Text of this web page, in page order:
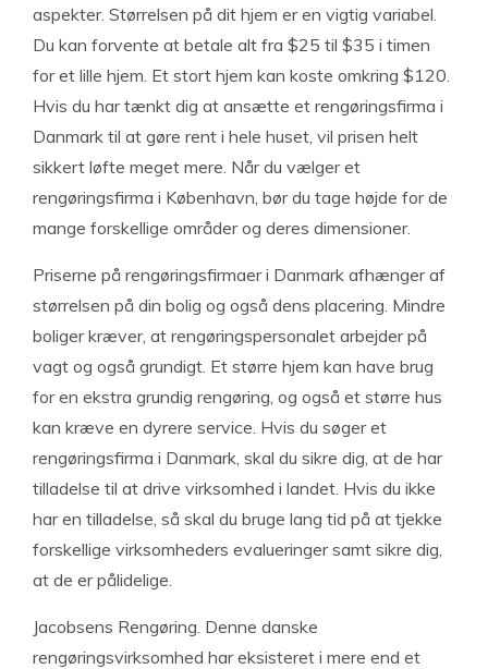
aspekter. Størrelsen på dit hjem er en vigtig variabel.
Du kan forvente at betale alt fra $25 til $35 i timen
for et lille hjem. Et stort hjem kan koste omkring $120.
Hvis du har tænkt dig at ansætte et rengøringsfirma i
Danmark til at gøre rent i hele huset, vil prisen helt
sikkert løfte meget mere. Når du vælger et
rengøringsfirma i København, bør du tage højde for de
mange forskellige områder og deres dimensioner.
Priserne på rengøringsfirmaer i Danmark afhænger af
størrelsen på din bolig og også dens placering. Mindre
boliger kræver, at rengøringspersonalet arbejder på
vagt og også grundigt. Et større hjem kan have brug
for en ekstra grundig rengøring, og også et større hus
kan kræve en dyrere service. Hvis du søger et
rengøringsfirma i Danmark, skal du sikre dig, at de har
tilladelse til at drive virksomhed i landet. Hvis du ikke
har en tilladelse, så skal du bruge lang tid på at tjekke
forskellige virksomheders evalueringer samt sikre dig,
at de er pålidelige.
Jacobsens Rengøring. Denne danske
rengøringsvirksomhed har eksisteret i mere end et